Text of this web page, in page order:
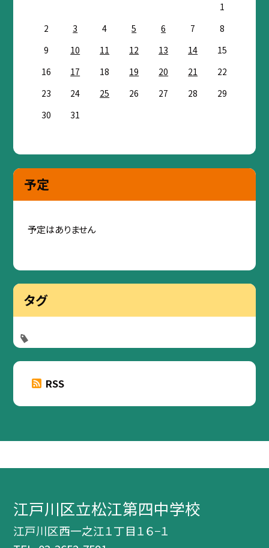
1
2
3 4 5 6 7
8
9
10 11 12 13 14
15
16
17 18 19 20 21
22
23
24 25 26 27 28
29
30
31
予定
予定はありません
タグ
RSS
江戸川区立松江第四中学校
江戸川区西一之江１丁目１６−１